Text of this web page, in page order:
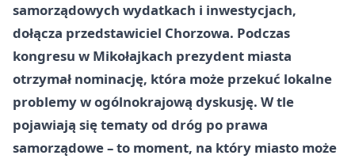
samorządowych wydatkach i inwestycjach,
dołącza przedstawiciel Chorzowa. Podczas
kongresu w Mikołajkach prezydent miasta
otrzymał nominację, która może przekuć lokalne
problemy w ogólnokrajową dyskusję. W tle
pojawiają się tematy od dróg po prawa
samorządowe – to moment, na który miasto może